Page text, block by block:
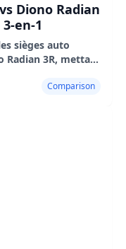
Diono Radian
en-1
sièges auto
Radian 3R, mettant
Comparison